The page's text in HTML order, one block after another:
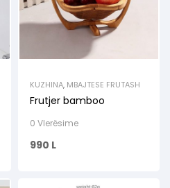
KUZHINA, MBAJTESE FRUTASH
Frutjer bamboo
0 Vlerësime
990 L